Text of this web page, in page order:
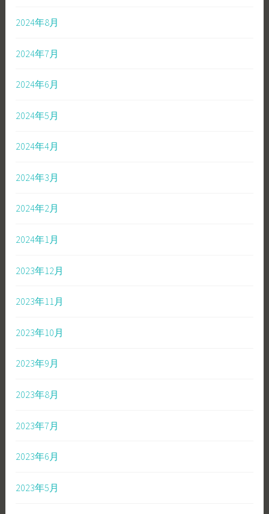
2024年8月
2024年7月
2024年6月
2024年5月
2024年4月
2024年3月
2024年2月
2024年1月
2023年12月
2023年11月
2023年10月
2023年9月
2023年8月
2023年7月
2023年6月
2023年5月